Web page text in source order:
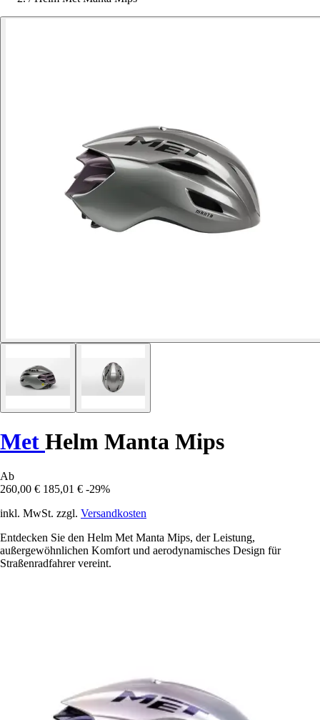
Met Helm Manta Mips
Ab
260,00 € 185,01 € -29%
inkl. MwSt. zzgl. Versandkosten
Entdecken Sie den Helm Met Manta Mips, der Leistung,
außergewöhnlichen Komfort und aerodynamisches Design für
Straßenradfahrer vereint.